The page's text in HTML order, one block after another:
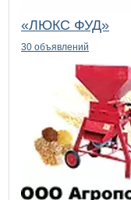
«ЛЮКС ФУД»
30 объявлений